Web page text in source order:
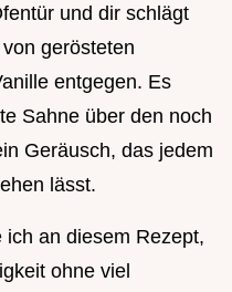
und dir schlägt
gerösteten
entgegen. Es
Sahne über den noch
Geräusch, das jedem
lässt.
an diesem Rezept,
ohne viel